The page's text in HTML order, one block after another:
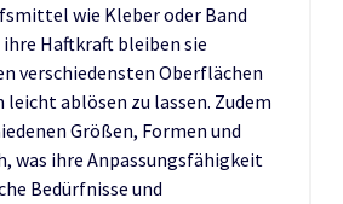
wie Kleber oder Band
Haftkraft bleiben sie
verschiedensten Oberflächen
leicht ablösen zu lassen. Zudem
Größen, Formen und
was ihre Anpassungsfähigkeit
Bedürfnisse und